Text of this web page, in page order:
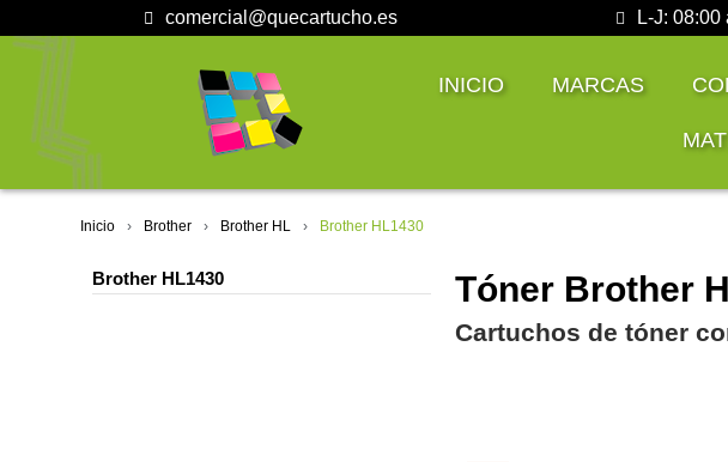
comercial@quecartucho.es L-J:
INICIO MARCAS
Inicio Brother Brother HL Brother HL1430
Brother HL1430 Tóner Brother
Cartuchos de tóner